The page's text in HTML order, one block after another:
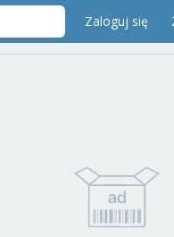
Zaloguj się